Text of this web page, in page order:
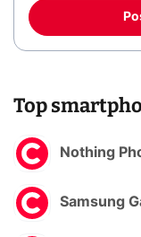
Top
Nothing
Samsung